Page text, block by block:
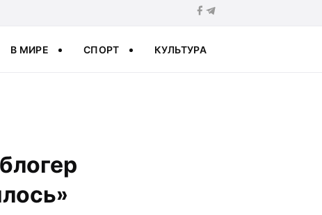
В МИРЕ СПОРТ КУЛЬТУРА